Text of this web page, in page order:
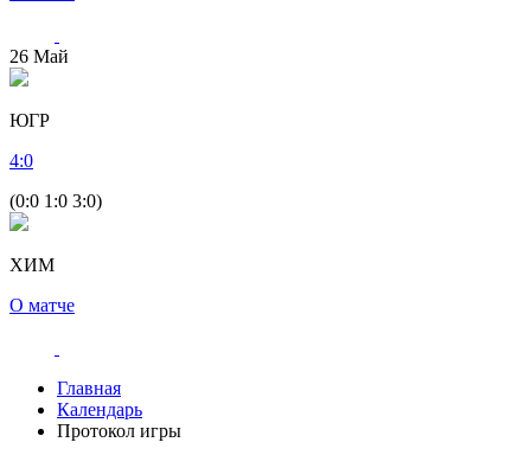
26 Май
ЮГР
4:0
(0:0 1:0 3:0)
ХИМ
О матче
Главная
Календарь
Протокол игры